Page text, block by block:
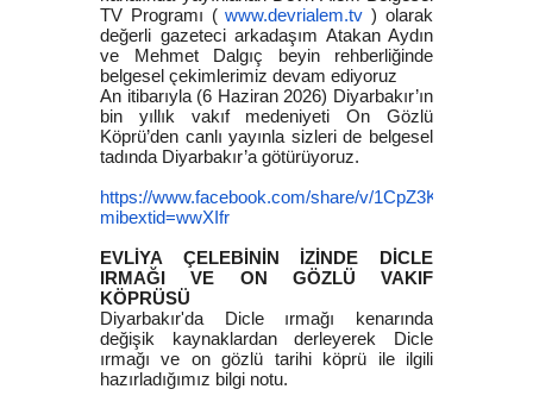
TV Programı (www.devrialem.tv ) olarak
değerli gazeteci arkadaşım Atakan Aydın
ve Mehmet Dalgıç beyin rehberliğinde
belgesel çekimlerimiz devam ediyoruz
An itibarıyla (6 Haziran 2026) Diyarbakır’ın
bin yıllık vakıf medeniyeti On Gözlü
Köprü’den canlı yayınla sizleri de belgesel
tadında Diyarbakır’a götürüyoruz.
https://www.facebook.com/share/v/1CpZ3Kh3Pb/?
mibextid=wwXIfr
EVLİYA ÇELEBİNİN İZİNDE DİCLE
IRMAĞI VE ON GÖZLÜ VAKIF
KÖPRÜSÜ
Diyarbakır'da Dicle ırmağı kenarında
değişik kaynaklardan derleyerek Dicle
ırmağı ve on gözlü tarihi köprü ile ilgili
hazırladığımız bilgi notu.